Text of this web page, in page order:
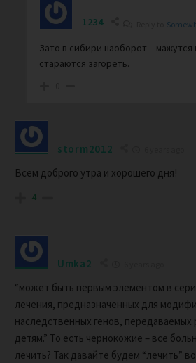
1234
Зато в сибири наоборот – мажутся
стараются загореть.
storm2012
Всем доброго утра и хорошего дня!
4
Umka2
“может быть первым элементом в
лечения, предназначенных для
наследственных генов,
детям.” То есть чернокожие – все
лечить? Так давайте будем “лечить”